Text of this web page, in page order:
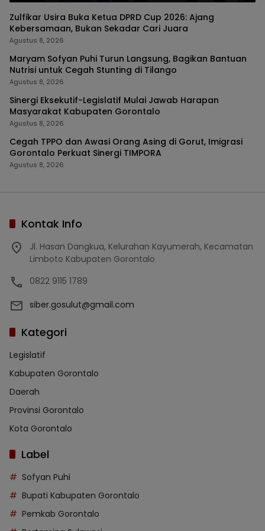
Zulfikar Usira Buka Ketua DPRD Cup 2026: Ajang
Kebersamaan, Bukan Sekadar Cari Juara
Agustus 8, 2026
Maryam Sofyan Puhi Turun Langsung, Bagikan Bantuan
Nutrisi untuk Cegah Stunting di Tilango
Agustus 8, 2026
Sinergi Eksekutif-Legislatif Mulai Jawab Harapan
Masyarakat Kabupaten Gorontalo
Agustus 8, 2026
Cegah TPPO dan Awasi Orang Asing di Gorut, Imigrasi
Gorontalo Perkuat Sinergi TIMPORA
Agustus 8, 2026
Kontak Info
Jl. Hasan Dangkua, Kelurahan Kayumerah, Kecamatan
Limboto Kabupaten Gorontalo
0822 9115 1789
siber.gosulut@gmail.com
Kategori
Legislatif
Kabupaten Gorontalo
Daerah
Provinsi Gorontalo
Kota Gorontalo
Label
Sofyan Puhi
Bupati Kabupaten Gorontalo
Pemkab Gorontalo